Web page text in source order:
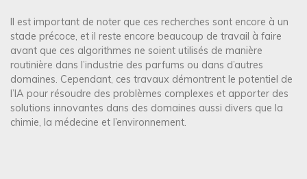
Il est important de noter que ces recherches sont encore à un
stade précoce, et il reste encore beaucoup de travail à faire
avant que ces algorithmes ne soient utilisés de manière
routinière dans l’industrie des parfums ou dans d’autres
domaines. Cependant, ces travaux démontrent le potentiel de
l’IA pour résoudre des problèmes complexes et apporter des
solutions innovantes dans des domaines aussi divers que la
chimie, la médecine et l’environnement.